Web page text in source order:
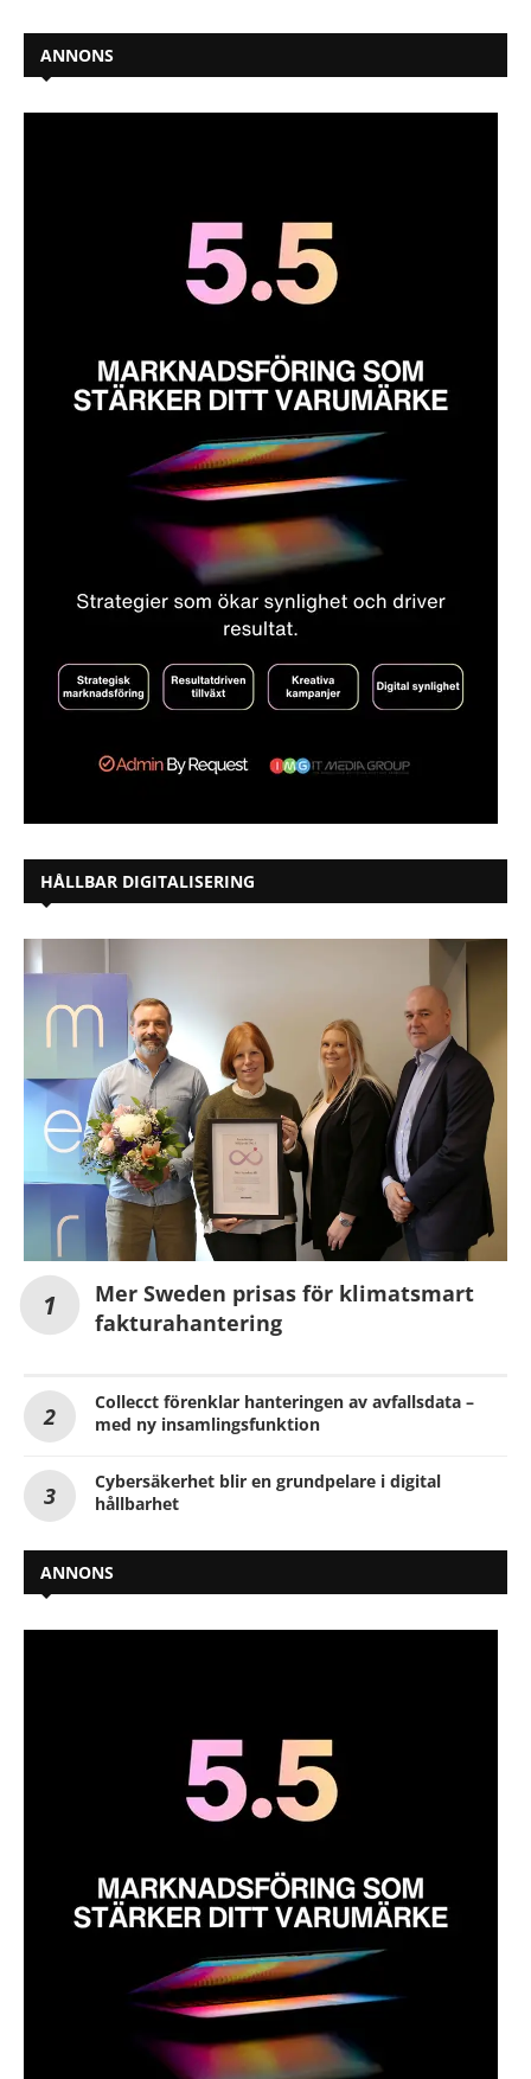
ANNONS
HÅLLBAR DIGITALISERING
Mer Sweden prisas för klimatsmart
fakturahantering
Collecct förenklar hanteringen av avfallsdata –
med ny insamlingsfunktion
Cybersäkerhet blir en grundpelare i digital
hållbarhet
ANNONS